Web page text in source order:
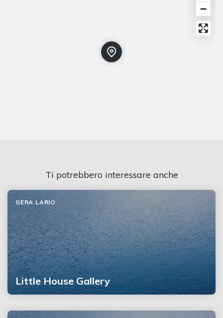
Ti potrebbero interessare anche
Little House Gallery
GERA LARIO